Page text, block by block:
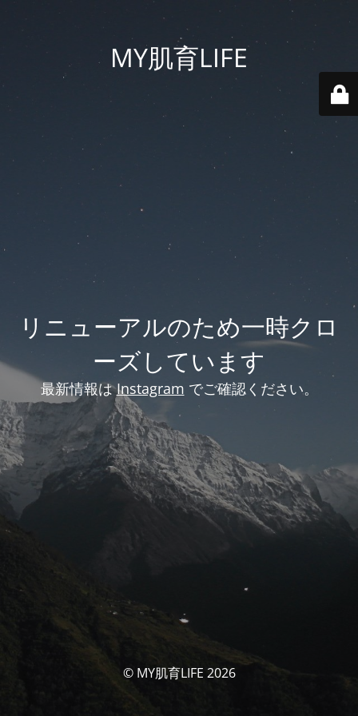
MY肌育LIFE
リニューアルのため一時クロ
ーズしています
最新情報はInstagram でご確認ください。
© MY肌育LIFE 2026